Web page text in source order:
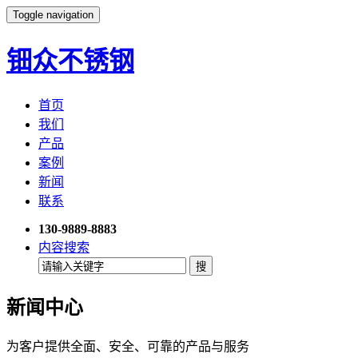
Toggle navigation
钿众不锈钢
首页
我们
产品
案例
新闻
联系
130-9889-8883
内容搜索
新闻中心
为客户提供全面、安全、可靠的产品与服务